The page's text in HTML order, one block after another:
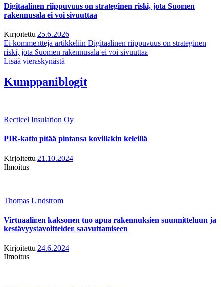
Digitaalinen riippuvuus on strateginen riski, jota Suomen
rakennusala ei voi sivuuttaa
Kirjoitettu 25.6.2026
Ei kommentteja artikkeliin Digitaalinen riippuvuus on strateginen
riski, jota Suomen rakennusala ei voi sivuuttaa
Lisää vieraskynästä
Kumppaniblogit
Recticel Insulation Oy
PIR-katto pitää pintansa kovillakin keleillä
Kirjoitettu 21.10.2024
Ilmoitus
Thomas Lindstrom
Virtuaalinen kaksonen tuo apua rakennuksien suunnitteluun ja
kestävyystavoitteiden saavuttamiseen
Kirjoitettu 24.6.2024
Ilmoitus